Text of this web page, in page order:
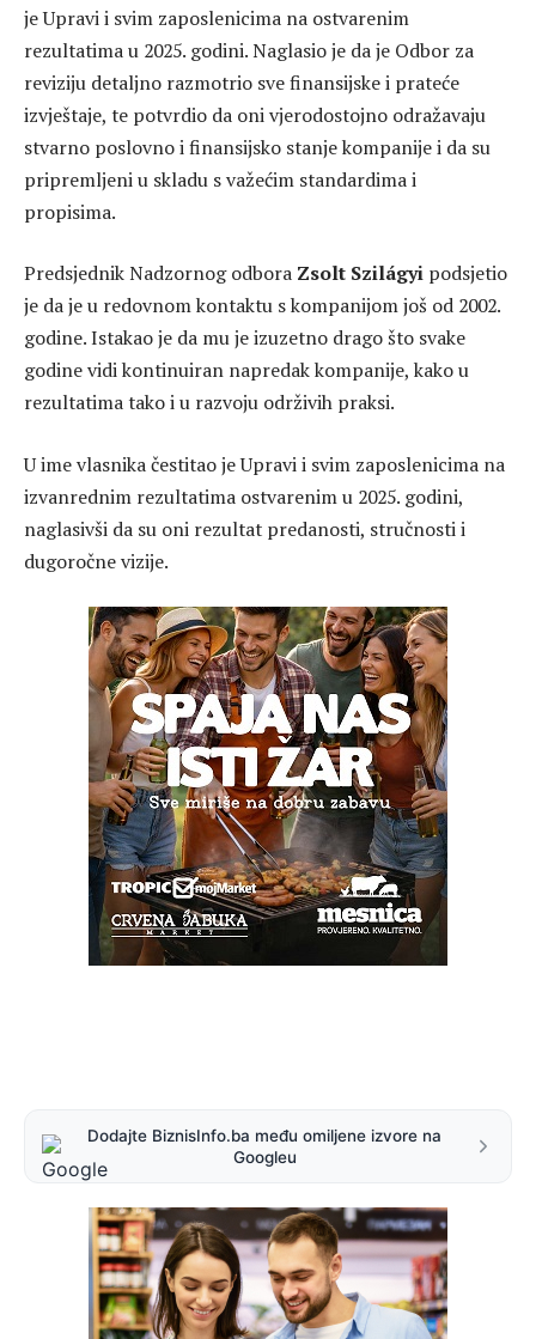
je Upravi i svim zaposlenicima na ostvarenim
rezultatima u 2025. godini. Naglasio je da je Odbor za
reviziju detaljno razmotrio sve finansijske i prateće
izvještaje, te potvrdio da oni vjerodostojno odražavaju
stvarno poslovno i finansijsko stanje kompanije i da su
pripremljeni u skladu s važećim standardima i
propisima.
Predsjednik Nadzornog odbora Zsolt Szilágyi podsjetio
je da je u redovnom kontaktu s kompanijom još od 2002.
godine. Istakao je da mu je izuzetno drago što svake
godine vidi kontinuiran napredak kompanije, kako u
rezultatima tako i u razvoju održivih praksi.
U ime vlasnika čestitao je Upravi i svim zaposlenicima na
izvanrednim rezultatima ostvarenim u 2025. godini,
naglasivši da su oni rezultat predanosti, stručnosti i
dugoročne vizije.
Dodajte BiznisInfo.ba među omiljene izvore na
Googleu